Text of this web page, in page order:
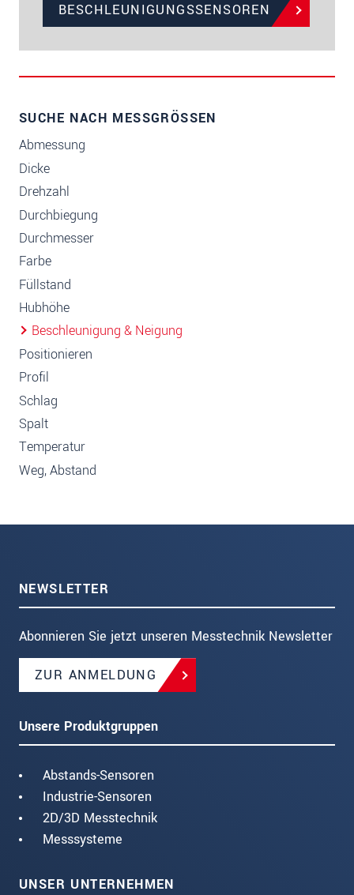
BESCHLEUNIGUNGSSENSOREN
SUCHE NACH MESSGRÖSSEN
Abmessung
Dicke
Drehzahl
Durchbiegung
Durchmesser
Farbe
Füllstand
Hubhöhe
Beschleunigung & Neigung
Positionieren
Profil
Schlag
Spalt
Temperatur
Weg, Abstand
NEWSLETTER
Abonnieren Sie jetzt unseren Messtechnik Newsletter
ZUR ANMELDUNG
Unsere Produktgruppen
Abstands-Sensoren
Industrie-Sensoren
2D/3D Messtechnik
Messsysteme
UNSER UNTERNEHMEN